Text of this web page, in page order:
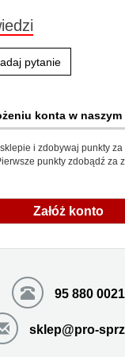
pytanie
konta w
i zdobywaj punkty
punkty zdobądź za
Załóż konto
95 880 0021
sklep@pro-